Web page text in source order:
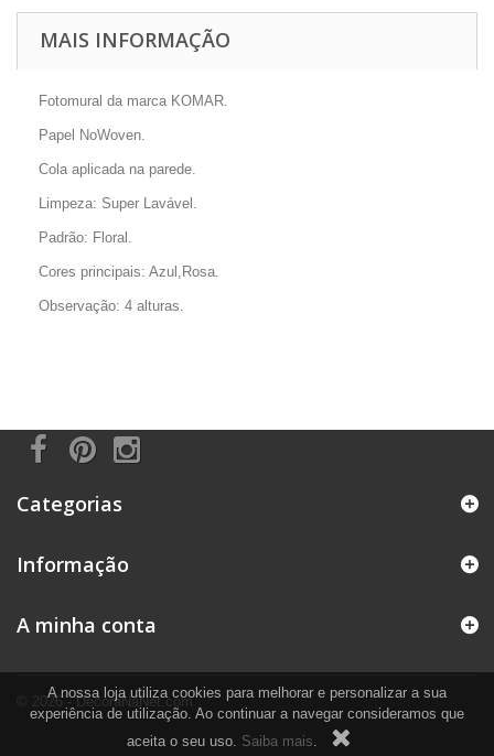
MAIS INFORMAÇÃO
Fotomural da marca KOMAR.
Papel NoWoven.
Cola aplicada na parede.
Limpeza: Super Lavável.
Padrão: Floral.
Cores principais: Azul,Rosa.
Observação: 4 alturas.
Categorias
Informação
© 2026 - DecoraNaNet.com
A minha conta
A nossa loja utiliza cookies para melhorar e personalizar a sua
experiência de utilização. Ao continuar a navegar consideramos que
aceita o seu uso. Saiba mais.